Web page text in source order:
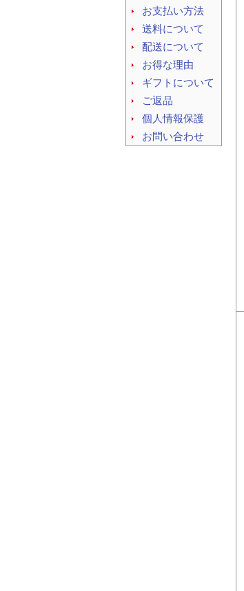
お支払い方法
送料について
配送について
お得な理由
ギフトについて
ご返品
個人情報保護
お問い合わせ